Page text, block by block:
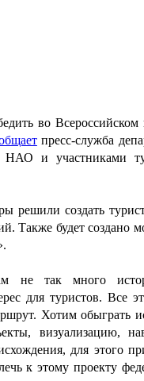
во Всероссийском
пресс-служба
и участниками
решили создать
Также будет создано
так много
для туристов. Все
Хотим обыграть
визуализацию,
для этого
к этому проекту